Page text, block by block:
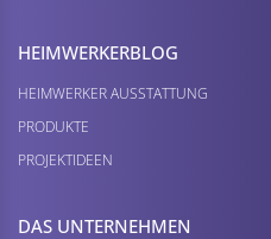
HEIMWERKER­BLOG
HEIMWERKER AUSSTATTUNG
PRODUKTE
PROJEKTIDEEN
DAS UNTERNEHMEN